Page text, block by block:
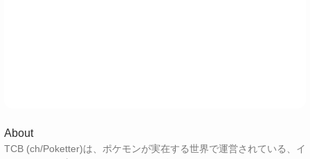
About
TCB (ch/Poketter)は、ポケモンが実在する世界で運営されている、イ